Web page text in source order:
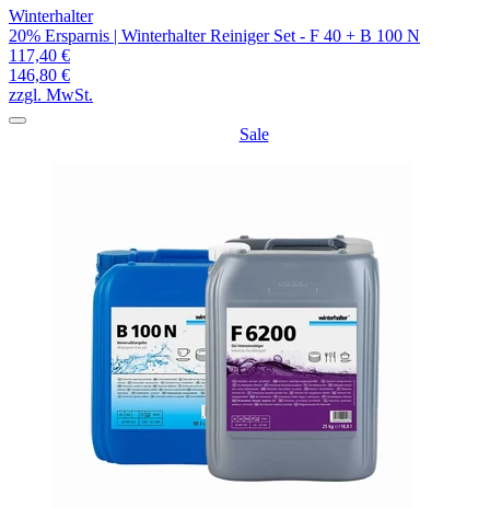
Winterhalter
20% Ersparnis | Winterhalter Reiniger Set - F 40 + B 100 N
117,40 €
146,80 €
zzgl. MwSt.
Sale